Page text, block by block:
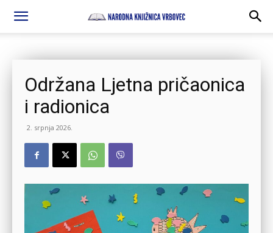
Održana Ljetna pričaonica
i radionica
2. srpnja 2026.